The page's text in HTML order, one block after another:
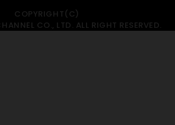
COPYRIGHT(C)
CO., LTD. ALL RIGHT RESERVED.